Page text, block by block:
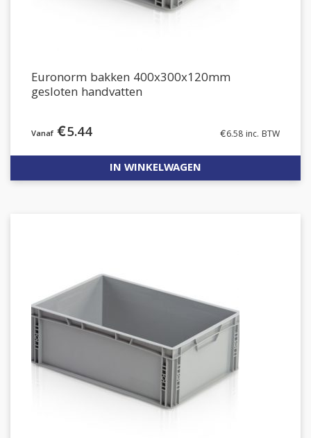
Euronorm bakken 400x300x120mm
gesloten handvatten
€5.44 €6.58 inc. BTW
IN WINKELWAGEN